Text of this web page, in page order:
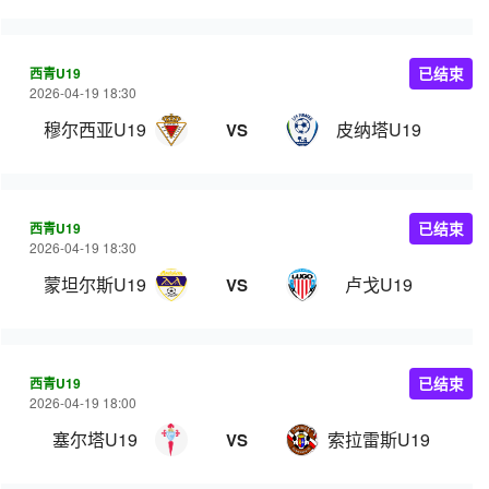
西青U19
2026-04-19 18:30
穆尔西亚U19 VS 皮纳塔U19
已结束
西青U19
2026-04-19 18:30
蒙坦尔斯U19 VS 卢戈U19
已结束
西青U19
2026-04-19 18:00
塞尔塔U19 VS 索拉雷斯U19
已结束